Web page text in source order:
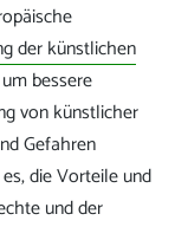
der künstlichen
bessere
von künstlicher
Gefahren
die Vorteile und
und der